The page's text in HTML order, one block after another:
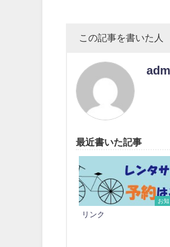
この記事を書いた人
最近書いた記事
お
リンク